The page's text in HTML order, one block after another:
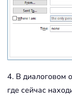
4. В диалоговом
где сейчас